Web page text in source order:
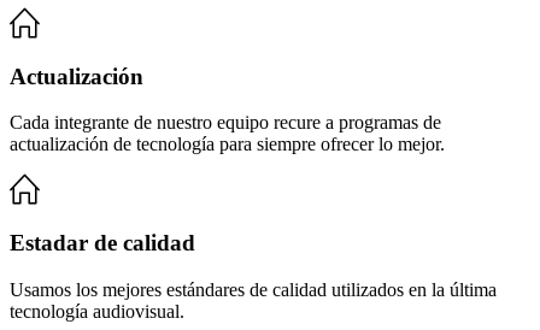
Actualización
Cada integrante de nuestro equipo recure a programas de
actualización de tecnología para siempre ofrecer lo mejor.
Estadar de calidad
Usamos los mejores estándares de calidad utilizados en la última
tecnología audiovisual.